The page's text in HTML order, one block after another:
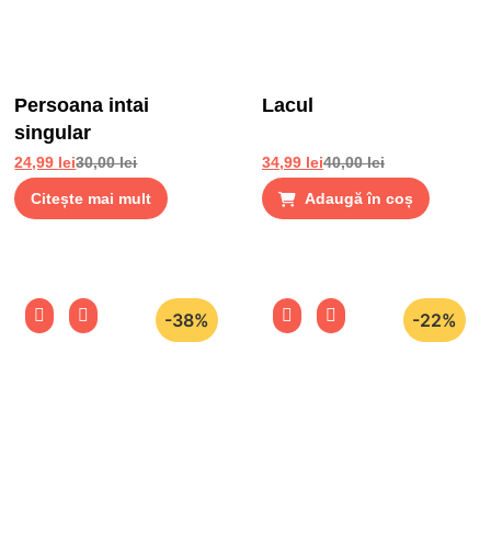
Persoana intai
singular
30,00lei
24,99 lei
Citește mai mult
Lacul
40,00lei
34,99 lei
Adaugă în coș
-38% -22%